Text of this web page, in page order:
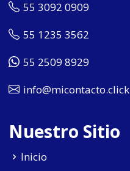
55 3092 0909
55 1235 3562
55 2509 8929
info@micontacto.click
Nuestro Sitio
Inicio